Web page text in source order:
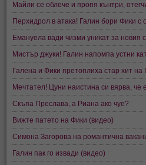
Майли се облече и пропя кънтри,
Перхидрол в атака! Галин бори Фики с
Емануела вади чизми уникат за новия
Мистър джуки! Галин напомпа устни
Галена и Фики претоплиха стар хит на
Мечтател! Цуни наистина си вярва, че
Скъпа Преслава, а Риана ако чуе?
Вижте патето на Фики (видео)
Симона Загорова на романтична
Галин пак го извади (видео)